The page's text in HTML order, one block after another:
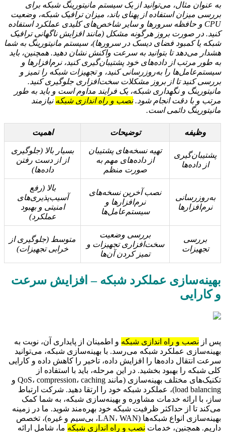
به عنوان مثال، می‌توانید از یک سیستم مانیتورینگ شبکه برای
بررسی میزان استفاده از پهنای باند، میزان ترافیک شبکه، وضعیت
CPU و حافظه سرورها و سایر شاخص‌های کلیدی عملکرد استفاده
کنید. در صورت بروز هرگونه مشکل (مانند افزایش ناگهانی ترافیک
شبکه یا کمبود فضای دیسک در سرورها)، سیستم مانیتورینگ به شما
هشدار می‌دهد تا بتوانید به سرعت واکنش نشان دهید. همچنین، باید
به طور مرتب از داده‌های خود پشتیبان‌گیری کنید، نرم‌افزارها و
سیستم‌عامل‌ها را به‌روزرسانی کنید، و تجهیزات شبکه را تمیز و
بررسی کنید تا از بروز مشکلات سخت‌افزاری جلوگیری کنید.
مانیتورینگ و نگهداری شبکه، یک فرایند مداوم است و باید به طور
مرتب و با دقت انجام شود.نصب و راه اندازی شبکه نیازمند
مانیتورینگ دائمی است.
وظیفه توضیحات اهمیت
پشتیبان‌گیری
از داده‌ها
تهیه نسخه‌های پشتیبان
از داده‌های مهم به
صورت منظم
بسیار بالا (جلوگیری
از از دست رفتن
داده‌ها)
به‌روزرسانی
نرم‌افزارها
نصب آخرین نسخه‌های
نرم‌افزارها و
سیستم‌عامل‌ها
بالا (رفع
آسیب‌پذیری‌های
امنیتی و بهبود
عملکرد)
بررسی
تجهیزات
بررسی وضعیت
سخت‌افزاری تجهیزات و
تمیز کردن آن‌ها
متوسط (جلوگیری از
خرابی تجهیزات)
بهینه‌سازی عملکرد شبکه – افزایش سرعت
و کارایی
پس از نصب و راه اندازی شبکه و اطمینان از پایداری آن، نوبت به
بهینه‌سازی عملکرد شبکه می‌رسد. با بهینه‌سازی شبکه، می‌توانید
سرعت انتقال داده‌ها را افزایش داده، تاخیر را کاهش داده و کارایی
کلی شبکه را بهبود بخشید. در این مرحله، باید با استفاده از
تکنیک‌های مختلف بهینه‌سازی (مانند QoS، compression، caching و
load balancing)، عملکرد شبکه خود را ارتقا دهید. شرکت ارتباط
ساز، با ارائه خدمات مشاوره و بهینه‌سازی شبکه، به شما کمک
می‌کند تا از حداکثر ظرفیت شبکه خود بهره‌مند شوید. ما در زمینه
بهینه‌سازی انواع شبکه‌ها (LAN، WAN، بی‌سیم و غیره)، تخصص
داریم. همچنین، خدمات نصب و راه اندازی شبکه ما، شامل ارائه